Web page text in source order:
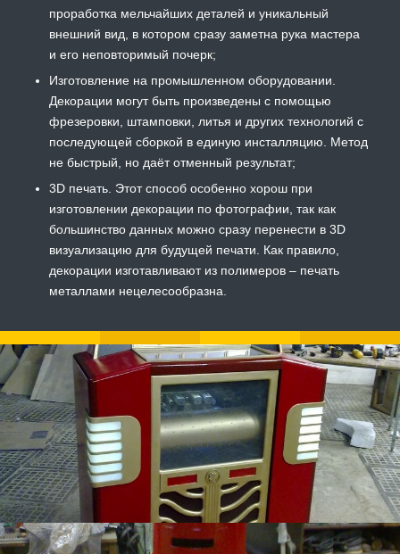
проработка мельчайших деталей и уникальный
внешний вид, в котором сразу заметна рука мастера
и его неповторимый почерк;
Изготовление на промышленном оборудовании.
Декорации могут быть произведены с помощью
фрезеровки, штамповки, литья и других технологий с
последующей сборкой в единую инсталляцию. Метод
не быстрый, но даёт отменный результат;
3D печать. Этот способ особенно хорош при
изготовлении декорации по фотографии, так как
большинство данных можно сразу перенести в 3D
визуализацию для будущей печати. Как правило,
декорации изготавливают из полимеров – печать
металлами нецелесообразна.